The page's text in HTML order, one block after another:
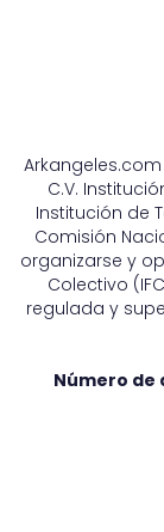
Arkangeles.com
C.V.
Institución de
Comisión
organizarse y
Colectivo
regulada y
Número de